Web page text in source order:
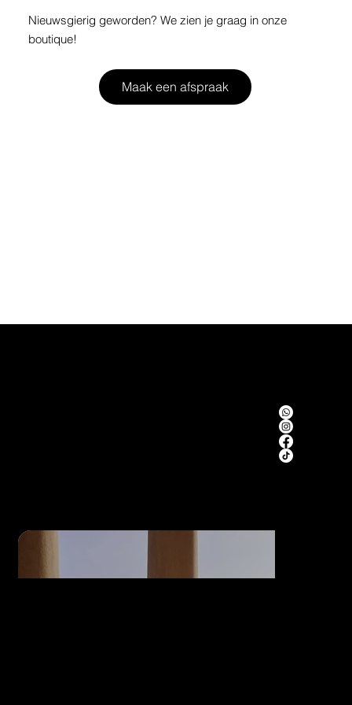
Nieuwsgierig geworden? We zien je graag in onze
boutique!
Maak een afspraak